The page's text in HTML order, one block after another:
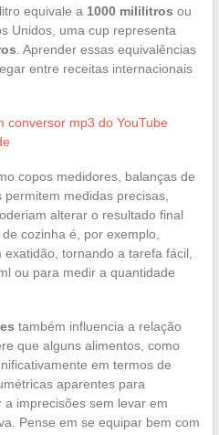
equivale a 1000 mililitros ou
Unidos, uma cup representa
. Aprender essas equivalências
entre receitas internacionais
conversor mp3 do YouTube
copos medidores, balanças de
medidas precisas,
alterar o resultado final
cozinha é, por exemplo,
tornando a tarefa fácil,
ou para medir a quantidade
também influencia a relação
que alguns alimentos, como
em termos de
aparentes para
imprecisões sem levar em
Pense em se equipar bem com